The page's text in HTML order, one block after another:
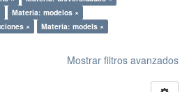
Materia: modelos ×
×
Materia: models ×
Mostrar filtros avanzados